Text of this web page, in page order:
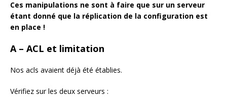
Ces manipulations ne sont à faire que sur un serveur
étant donné que la réplication de la configuration est
en place !
A – ACL et limitation
Nos acls avaient déjà été établies.
Vérifiez sur les deux serveurs :